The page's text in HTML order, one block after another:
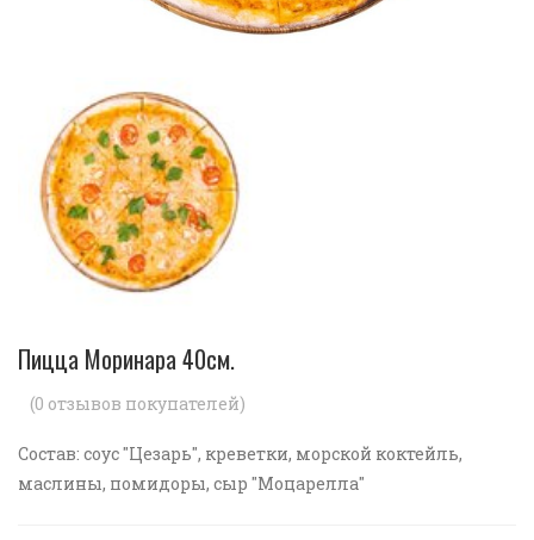
Пицца Моринара 40см.
(0 отзывов покупателей)
Состав: соус "Цезарь", креветки, морской коктейль,
маслины, помидоры, сыр "Моцарелла"